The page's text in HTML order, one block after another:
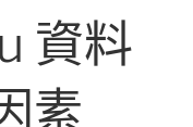
資料
素